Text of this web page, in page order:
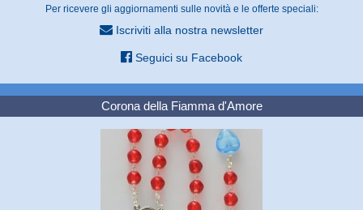
Per ricevere gli aggiornamenti sulle novità e le offerte speciali:
Iscriviti alla nostra newsletter
Seguici su Facebook
Corona della Fiamma d'Amore